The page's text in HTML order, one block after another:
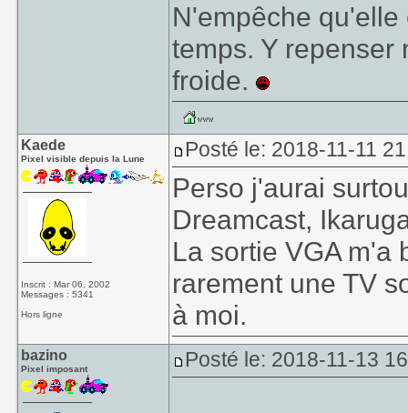
N'empêche
temps. Y repenser
froide.
Kaede
Pixel visible depuis la Lune
Inscrit : Mar 06, 2002
Messages : 5341
Hors ligne
Posté le: 2018-11-11
Perso j'aurai
Dreamcast,
La sortie VGA m'a
rarement une TV
à moi.
bazino
Pixel imposant Posté le: 2018-11-13